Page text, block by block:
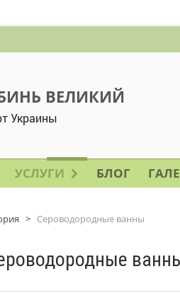
ВЕЛИКИЙ
Украины
УСЛУГИ БЛОГ
> Сероводородные ванны